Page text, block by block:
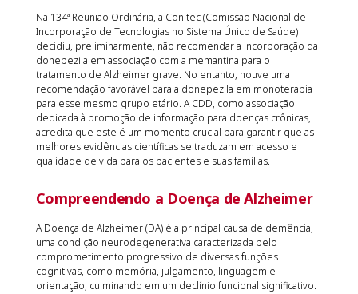
Na 134ª Reunião Ordinária, a Conitec (Comissão Nacional de
Incorporação de Tecnologias no Sistema Único de Saúde)
decidiu, preliminarmente, não recomendar a incorporação da
donepezila em associação com a memantina para o
tratamento de Alzheimer grave. No entanto, houve uma
recomendação favorável para a donepezila em monoterapia
para esse mesmo grupo etário. A CDD, como associação
dedicada à promoção de informação para doenças crônicas,
acredita que este é um momento crucial para garantir que as
melhores evidências científicas se traduzam em acesso e
qualidade de vida para os pacientes e suas famílias.
Compreendendo a Doença de Alzheimer
A Doença de Alzheimer (DA) é a principal causa de demência,
uma condição neurodegenerativa caracterizada pelo
comprometimento progressivo de diversas funções
cognitivas, como memória, julgamento, linguagem e
orientação, culminando em um declínio funcional significativo.